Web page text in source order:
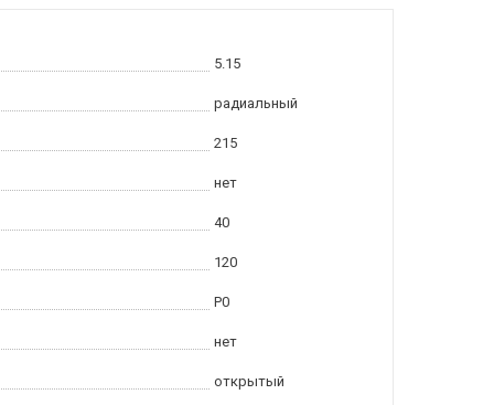
5.15
радиальный
215
нет
40
120
P0
нет
открытый